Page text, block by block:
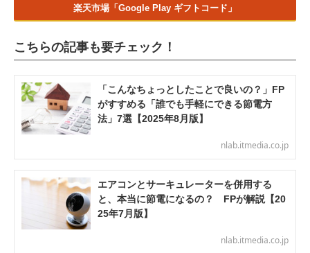
楽天市場「Google Play ギフトコード」
こちらの記事も要チェック！
「こんなちょっとしたことで良いの？」FP
がすすめる「誰でも手軽にできる節電方
法」7選【2025年8月版】
nlab.itmedia.co.jp
エアコンとサーキュレーターを併用する
と、本当に節電になるの？ FPが解説【20
25年7月版】
nlab.itmedia.co.jp